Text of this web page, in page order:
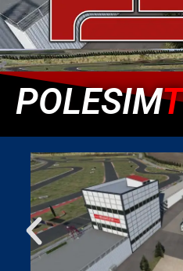
POLESIM